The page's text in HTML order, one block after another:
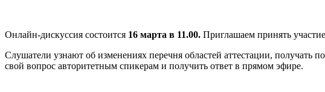
Онлайн-дискуссия состоится 16 марта в 11.00. Приглашаем принять
Слушатели узнают об изменениях перечня областей аттестации, получать
свой вопрос авторитетным спикерам и получить ответ в прямом эфире.